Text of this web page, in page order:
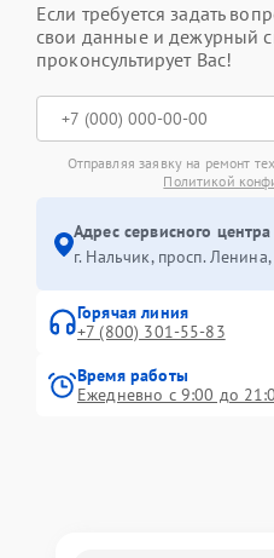
Если требуется задать
свои данные и дежурный
проконсультирует Вас!
Отправляя заявку на ремонт
Политикой
Адрес сервисного
г. Нальчик, просп.
Горячая линия
+7 (800) 301-55-83
Время работы
Ежедневно с 9:00 до